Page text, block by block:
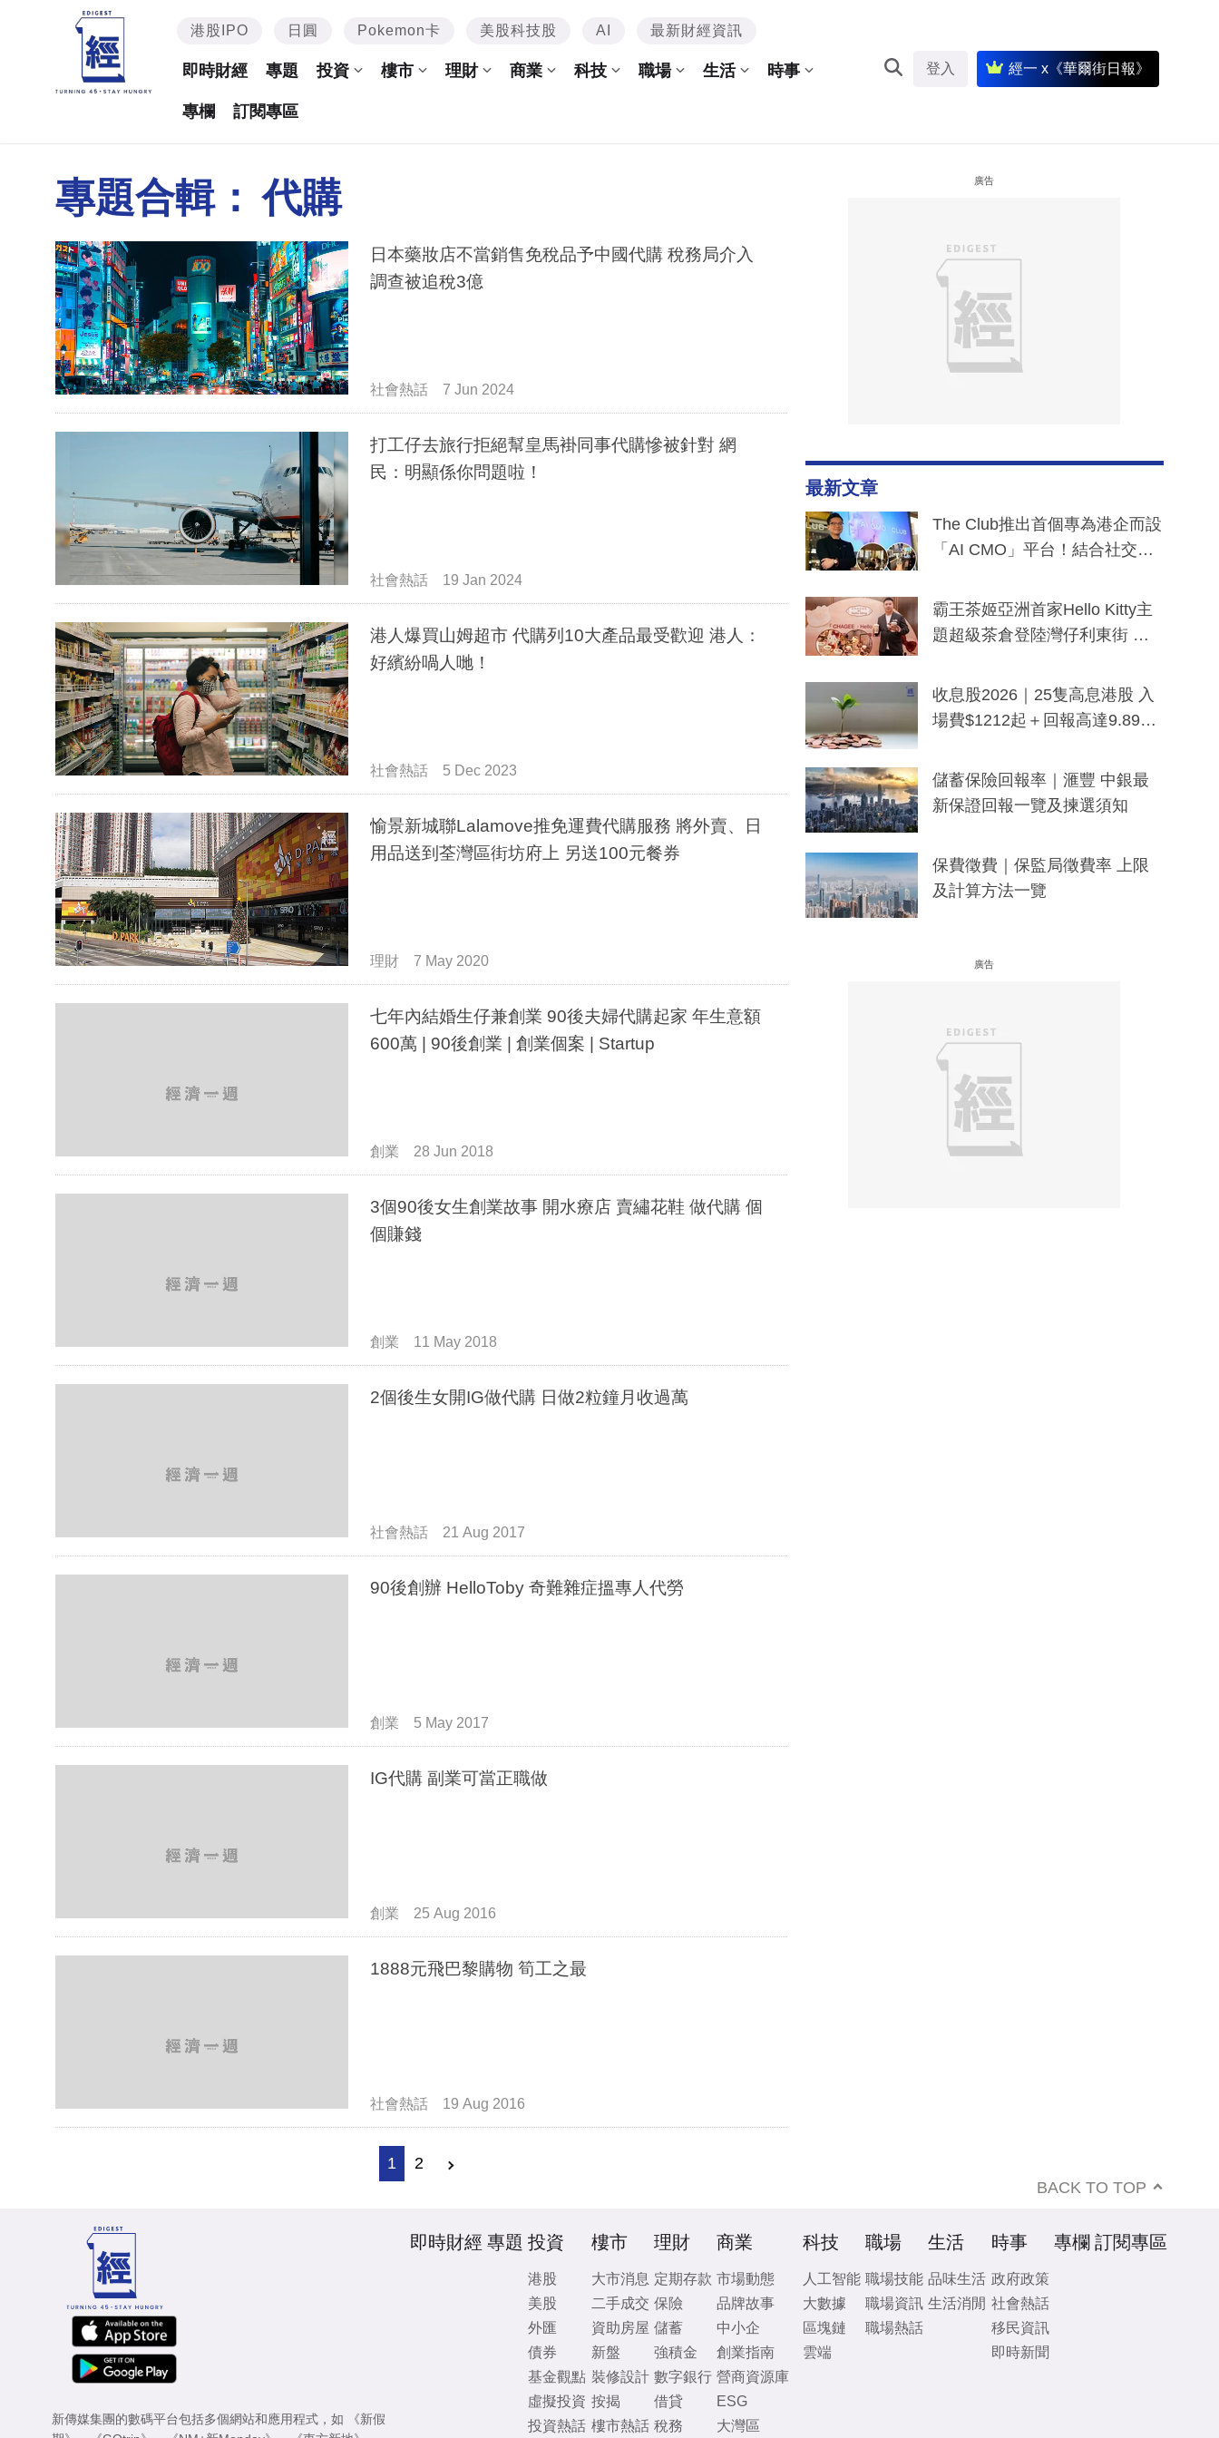
港股IPO 日圓 Pokemon卡 美股科技股 AI 最新財經資訊
即時財經 專題 投資 樓市 理財 商業 科技 職場 生活 時事
專欄 訂閱專區
登入 經一 x《華爾街日報》
專題合輯： 代購
日本藥妝店不當銷售免稅品予中國代購 稅務局介入
調查被追稅3億
社會熱話 7 Jun 2024
打工仔去旅行拒絕幫皇馬褂同事代購慘被針對 網
民：明顯係你問題啦！
社會熱話 19 Jan 2024
港人爆買山姆超市 代購列10大產品最受歡迎 港人：
好繽紛喎人哋！
社會熱話 5 Dec 2023
愉景新城聯Lalamove推免運費代購服務 將外賣、日
用品送到荃灣區街坊府上 另送100元餐券
理財 7 May 2020
七年內結婚生仔兼創業 90後夫婦代購起家 年生意額
600萬 | 90後創業 | 創業個案 | Startup
創業 28 Jun 2018
3個90後女生創業故事 開水療店 賣繡花鞋 做代購 個
個賺錢
創業 11 May 2018
2個後生女開IG做代購 日做2粒鐘月收過萬
社會熱話 21 Aug 2017
90後創辦 HelloToby 奇難雜症搵專人代勞
創業 5 May 2017
IG代購 副業可當正職做
創業 25 Aug 2016
1888元飛巴黎購物 筍工之最
社會熱話 19 Aug 2016
1 2
廣告
最新文章
The Club推出首個專為港企而設
「AI CMO」平台！結合社交聆
分鐘生成「貼地」宣傳短片
霸王茶姬亞洲首家Hello Kitty主
題超級茶倉登陸灣仔利東街 推
y及香港限定特調系列
收息股2026｜25隻高息港股 入
場費$1212起＋回報高達9.89
儲蓄保險回報率｜滙豐 中銀最
新保證回報一覽及揀選須知
保費徵費｜保監局徵費率 上限
及計算方法一覽
廣告
BACK TO TOP
新傳媒集團的數碼平台包括多個網站和應用程式，如
《新假
即時財經 專題 投資
港股
美股
外匯
債券
基金觀點
虛擬投資
投資熱話
樓市
大市消息
二手成交
資助房屋
新盤
裝修設計
按揭
樓市熱話
理財
定期存款
保險
儲蓄
強積金
數字銀行
借貸
稅務
商業
市場動態
品牌故事
中小企
創業指南
營商資源庫
ESG
大灣區
科技
人工智能
大數據
區塊鏈
雲端
職場
職場技能
職場資訊
職場熱話
生活
品味生活
生活消閒
時事
政府政策
社會熱話
移民資訊
即時新聞
專欄 訂閱專區